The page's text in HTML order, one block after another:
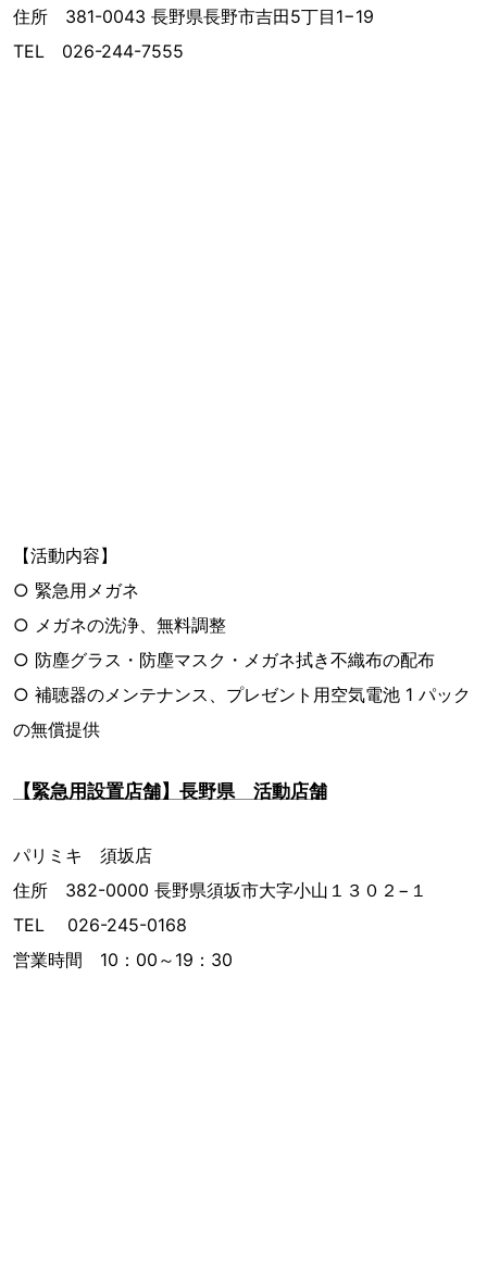
住所 381-0043 長野県長野市吉田5丁目1−19
TEL 026-244-7555
【活動内容】
○ 緊急用メガネ
○ メガネの洗浄、無料調整
○ 防塵グラス・防塵マスク・メガネ拭き不織布の配布
○ 補聴器のメンテナンス、プレゼント⽤空気電池 1 パック
の無償提供
【緊急用設置店舗】長野県 活動店舗
パリミキ 須坂店
住所 382-0000 長野県須坂市大字小山１３０２−１
TEL 026-245-0168
営業時間 10：00～19：30